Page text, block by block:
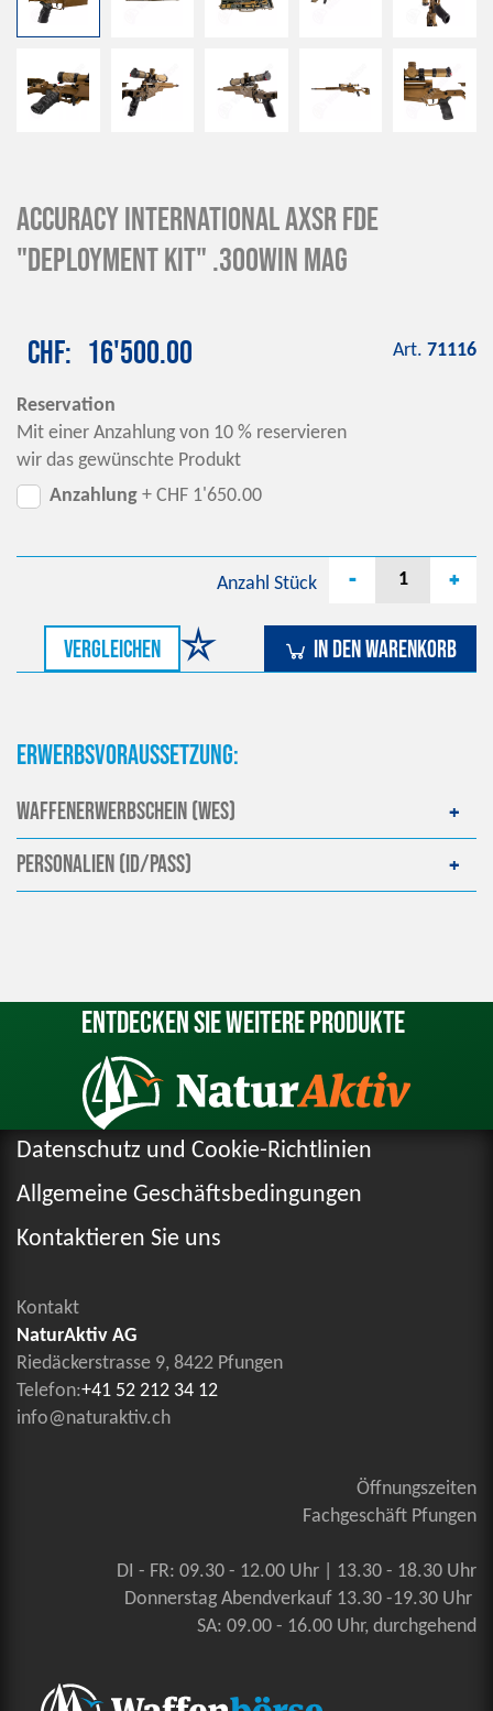
Accuracy International AXSR FDE
"Deployment Kit" .300win mag
CHF 16'500.00
Reservation
Mit einer Anzahlung von 10 % reservieren
wir das gewünschte Produkt
Anzahlung + CHF 1'650.00
Art. 71116
vergleichen
Anzahl Stück - +
In den Warenkorb
Erwerbsvoraussetzung:
Waffenerwerbschein (WES)
Personalien (ID/Pass)
Entdecken Sie weitere Produkte
Datenschutz und Cookie-Richtlinien
Allgemeine Geschäftsbedingungen
Kontaktieren Sie uns
Kontakt
NaturAktiv AG
Riedäckerstrasse 9, 8422 Pfungen
Telefon:+41 52 212 34 12
info@naturaktiv.ch
Öffnungszeiten
Fachgeschäft Pfungen
DI - FR: 09.30 - 12.00 Uhr | 13.30 - 18.30 Uhr
Donnerstag Abendverkauf 13.30 -19.30 Uhr
SA: 09.00 - 16.00 Uhr, durchgehend